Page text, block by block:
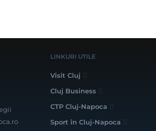
LINKURI UTILE
Visit Cluj
Cluj Business
CTP Cluj-Napoca
Sport în Cluj-Napoca